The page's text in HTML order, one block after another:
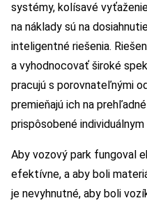
systémy, kolísavé
na náklady sú na
inteligentné riešenia.
a vyhodnocovať široké
pracujú s porovnateľnými
premieňajú ich na
prispôsobené individuálnym
Aby vozový park fungoval
efektívne, a aby boli
je nevyhnutné, aby boli